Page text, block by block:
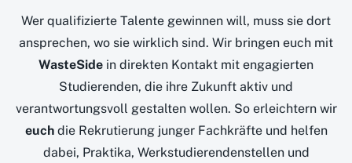
Wer qualifizierte Talente gewinnen will, muss sie dort
ansprechen, wo sie wirklich sind. Wir bringen euch mit
WasteSide in direkten Kontakt mit engagierten
Studierenden, die ihre Zukunft aktiv und
verantwortungsvoll gestalten wollen. So erleichtern wir
euchdie Rekrutierung junger Fachkräfte und helfen
dabei, Praktika, Werkstudierendenstellen und